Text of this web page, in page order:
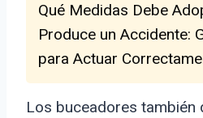
Qué Medidas Debe
Produce un Accidente:
para Actuar
Los buceadores también